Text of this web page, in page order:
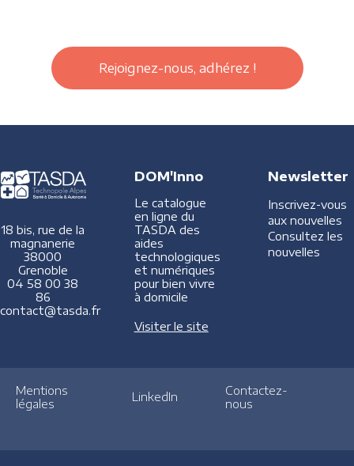
Rejoignez-nous, adhérez !
18 bis, rue de la
magnanerie
38000
Grenoble
04 58 00 38
86
contact@tasda.fr
DOM'Inno
Le catalogue
en ligne du
TASDA des
aides
technologiques
et numériques
pour bien vivre
à domicile
Visiter le site
Newsletter
Inscrivez-vous
aux nouvelles
Consultez les
nouvelles
Mentions
légales
LinkedIn
Contactez-
nous